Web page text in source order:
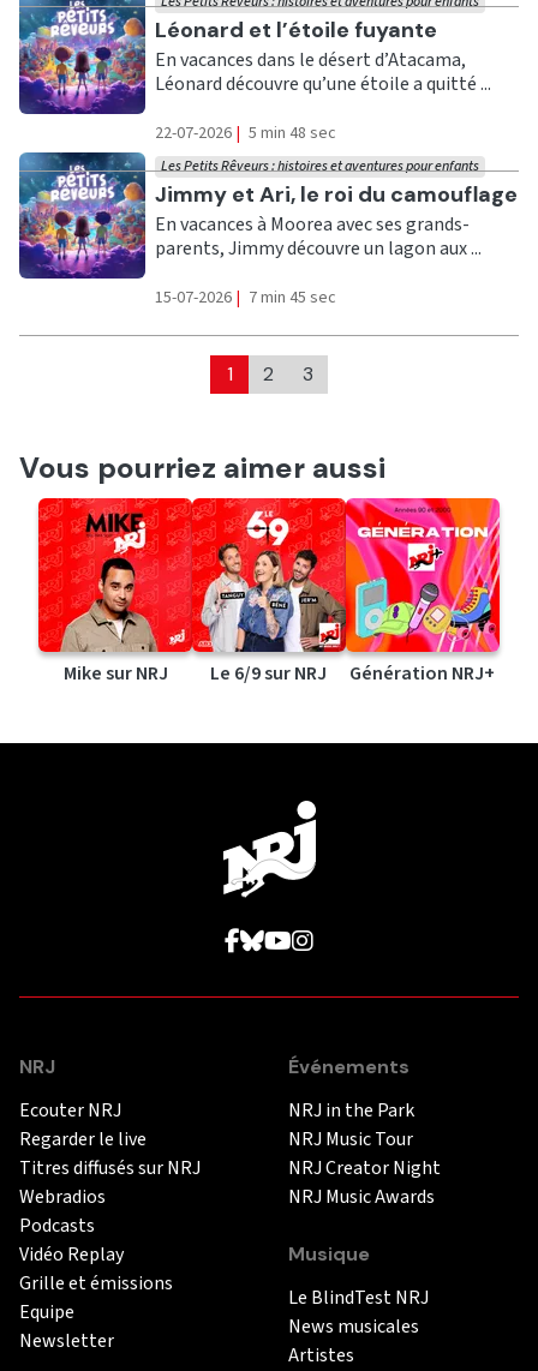
Ecouter
Léonard et l’étoile fuyante
En vacances dans le désert d’Atacama,
Léonard découvre qu’une étoile a quitté ...
22-07-2026 | 5 min 48 sec
Ecouter
Jimmy et Ari, le roi du camouflage
Les Petits Rêveurs : histoires et aventures pour enfants
En vacances à Moorea avec ses grands-
parents, Jimmy découvre un lagon aux ...
15-07-2026 | 7 min 45 sec
1 2 3
Vous pourriez aimer aussi
Mike sur NRJ Le 6/9 sur NRJ Génération NRJ+
NRJ
Ecouter NRJ
Regarder le live
Titres diffusés sur NRJ
Webradios
Podcasts
Vidéo Replay
Grille et émissions
Equipe
Newsletter
Événements
NRJ in the Park
NRJ Music Tour
NRJ Creator Night
NRJ Music Awards
Musique
Le BlindTest NRJ
News musicales
Artistes